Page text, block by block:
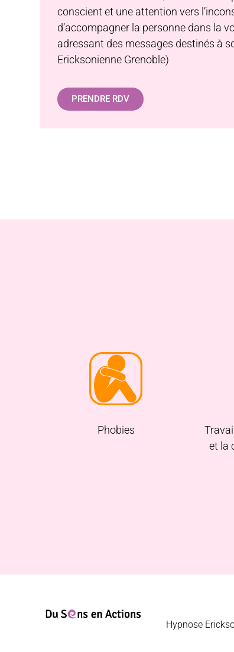
conscient et une attention vers
d’accompagner la personne dans la
adressant des messages destinés à
Ericksonienne Grenoble)
PRENDRE RDV
Phobies
et la
Hypnose